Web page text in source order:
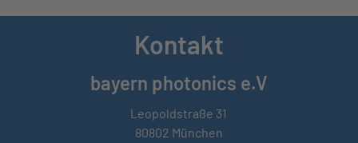
Kontakt
bayern photonics e.V
Leopoldstraße 31
80802 München